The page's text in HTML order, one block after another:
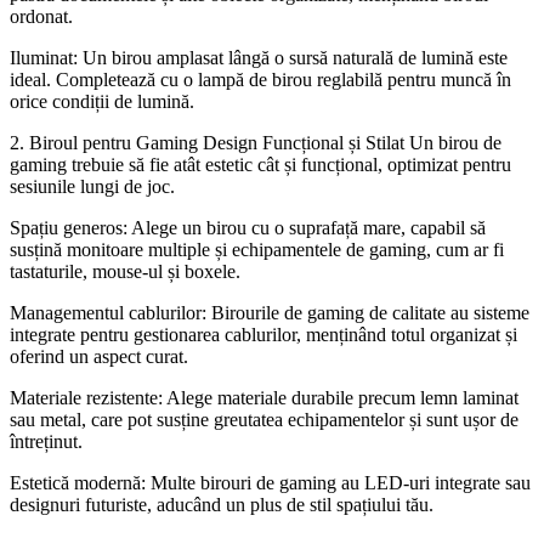
ordonat.
Iluminat: Un birou amplasat lângă o sursă naturală de lumină este
ideal. Completează cu o lampă de birou reglabilă pentru muncă în
orice condiții de lumină.
2. Biroul pentru Gaming Design Funcțional și Stilat Un birou de
gaming trebuie să fie atât estetic cât și funcțional, optimizat pentru
sesiunile lungi de joc.
Spațiu generos: Alege un birou cu o suprafață mare, capabil să
susțină monitoare multiple și echipamentele de gaming, cum ar fi
tastaturile, mouse-ul și boxele.
Managementul cablurilor: Birourile de gaming de calitate au sisteme
integrate pentru gestionarea cablurilor, menținând totul organizat și
oferind un aspect curat.
Materiale rezistente: Alege materiale durabile precum lemn laminat
sau metal, care pot susține greutatea echipamentelor și sunt ușor de
întreținut.
Estetică modernă: Multe birouri de gaming au LED-uri integrate sau
designuri futuriste, aducând un plus de stil spațiului tău.